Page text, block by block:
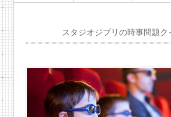
スタジオジブリの時事問題ク